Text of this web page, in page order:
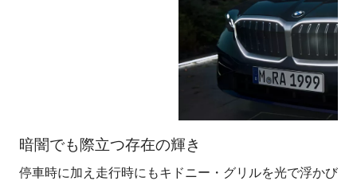
暗闇でも際立つ存在の輝き
停車時に加え走行時にもキドニー・グリルを光で浮かび